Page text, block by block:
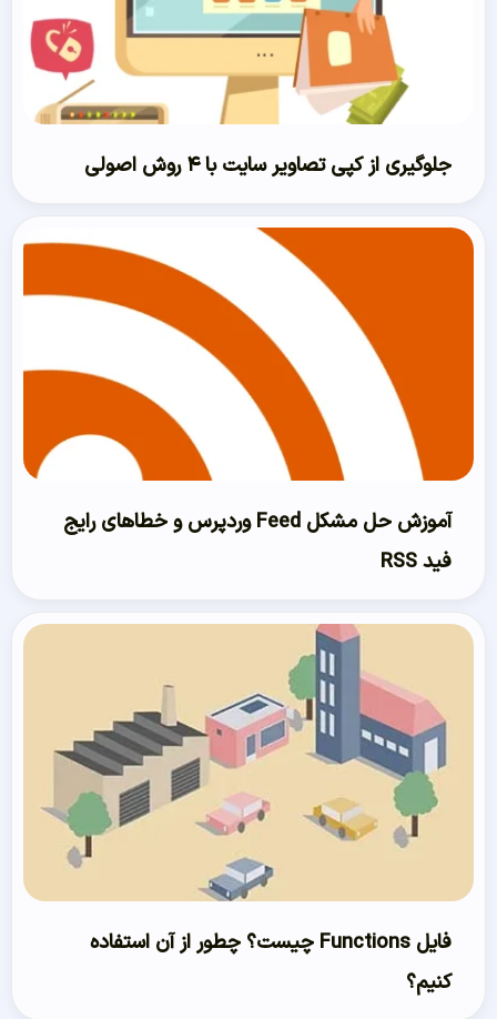
جلوگیری از کپی تصاویر سایت با ۴ روش اصولی
آموزش حل مشکل Feed وردپرس و خطاهای رایج
فید RSS
فایل Functions چیست؟ چطور از آن استفاده
کنیم؟